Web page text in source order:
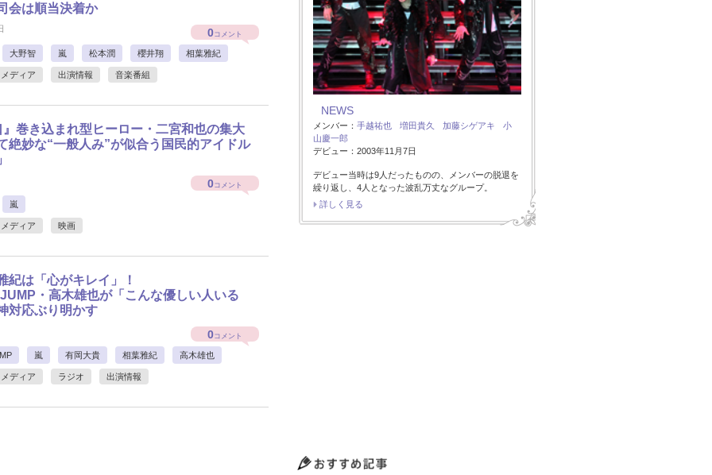
会は順当決着か
0コメント
大野智 嵐 松本潤 櫻井翔 相葉雅紀
メディア 出演情報 音楽番組
巻き込まれ型ヒーロー・二宮和也の集大
絶妙な“一般人み”が似合う国民的アイドル
0コメント
嵐
メディア 映画
紀は「心がキレイ」！
・高木雄也が「こんな優しい人いる
対応ぶり明かす
0コメント
嵐 有岡大貴 相葉雅紀 高木雄也
メディア ラジオ 出演情報
NEWS
メンバー： 手越祐也 増田貴久 加藤シゲアキ
小
山慶一郎
デビュー：2003年11月7日
デビュー当時は9人だったものの、メンバーの脱退を
繰り返し、4人となった波乱万丈なグループ。
詳しく見る